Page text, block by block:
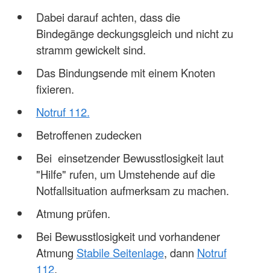
Dabei darauf achten, dass die
Bindegänge deckungsgleich und nicht zu
stramm gewickelt sind.
Das Bindungsende mit einem Knoten
fixieren.
Notruf 112.
Betroffenen zudecken
Bei einsetzender Bewusstlosigkeit laut
"Hilfe" rufen, um Umstehende auf die
Notfallsituation aufmerksam zu machen.
Atmung prüfen.
Bei Bewusstlosigkeit und vorhandener
Atmung Stabile Seitenlage, dann Notruf
112.